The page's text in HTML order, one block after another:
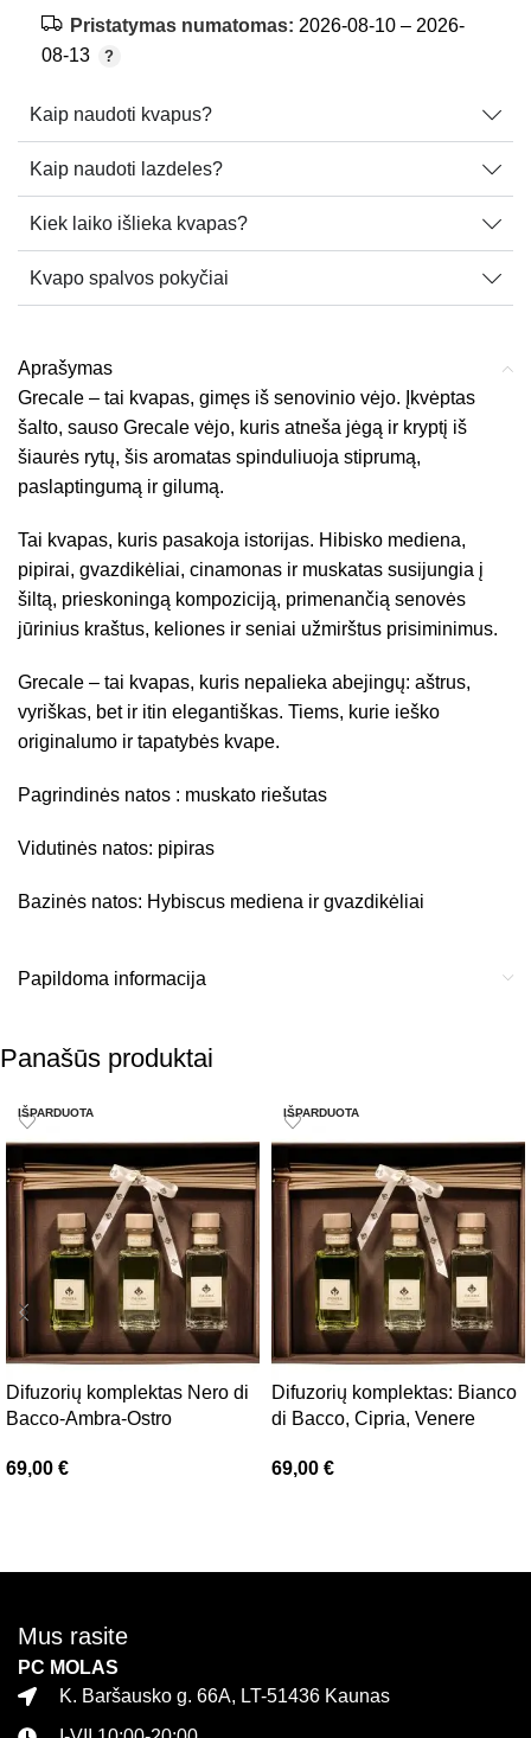
Pristatymas numatomas: 2026-08-10 – 2026-
08-13
Kaip naudoti kvapus?
Kaip naudoti lazdeles?
Kiek laiko išlieka kvapas?
Kvapo spalvos pokyčiai
Aprašymas
Grecale – tai kvapas, gimęs iš senovinio vėjo. Įkvėptas
šalto, sauso Grecale vėjo, kuris atneša jėgą ir kryptį iš
šiaurės rytų, šis aromatas spinduliuoja stiprumą,
paslaptingumą ir gilumą.
Tai kvapas, kuris pasakoja istorijas. Hibisko mediena,
pipirai, gvazdikėliai, cinamonas ir muskatas susijungia į
šiltą, prieskoningą kompoziciją, primenančią senovės
jūrinius kraštus, keliones ir seniai užmirštus prisiminimus.
Grecale – tai kvapas, kuris nepalieka abejingų: aštrus,
vyriškas, bet ir itin elegantiškas. Tiems, kurie ieško
originalumo ir tapatybės kvape.
Pagrindinės natos : muskato riešutas
Vidutinės natos: pipiras
Bazinės natos: Hybiscus mediena ir gvazdikėliai
Papildoma informacija
Panašūs produktai
IŠPARDUOTA
Difuzorių komplektas Nero di
Bacco-Ambra-Ostro
69,00 €
IŠPARDUOTA
Difuzorių komplektas: Bianco
di Bacco, Cipria, Venere
69,00 €
Mus rasite
PC MOLAS
K. Baršausko g. 66A, LT-51436 Kaunas